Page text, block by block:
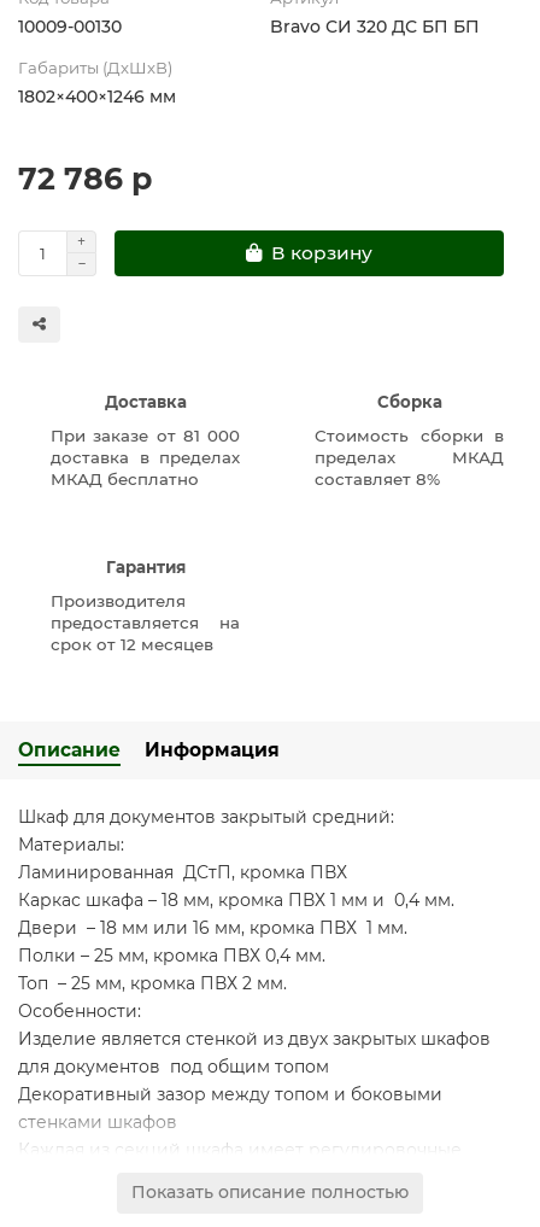
10009-00130 Bravo СИ 320 ДС БП БП
Габариты (ДхШхВ)
1802×400×1246 мм
72 786 р
В корзину
Доставка
При заказе от 81 000
доставка в пределах
МКАД бесплатно
Сборка
Стоимость сборки в
пределах МКАД
составляет 8%
Гарантия
Производителя
предоставляется на
срок от 12 месяцев
Описание Информация
Шкаф для документов закрытый средний:
Материалы:
Ламинированная ДСтП, кромка ПВХ
Каркас шкафа – 18 мм, кромка ПВХ 1 мм и 0,4 мм.
Двери – 18 мм или 16 мм, кромка ПВХ 1 мм.
Полки – 25 мм, кромка ПВХ 0,4 мм.
Топ – 25 мм, кромка ПВХ 2 мм.
Особенности:
Изделие является стенкой из двух закрытых шкафов
для документов под общим топом
Декоративный зазор между топом и боковыми
стенками шкафов
Каждая из секций шкафа имеет регулировочные
Проемы шкафа обеспечивают размещение
Показать описание полностью